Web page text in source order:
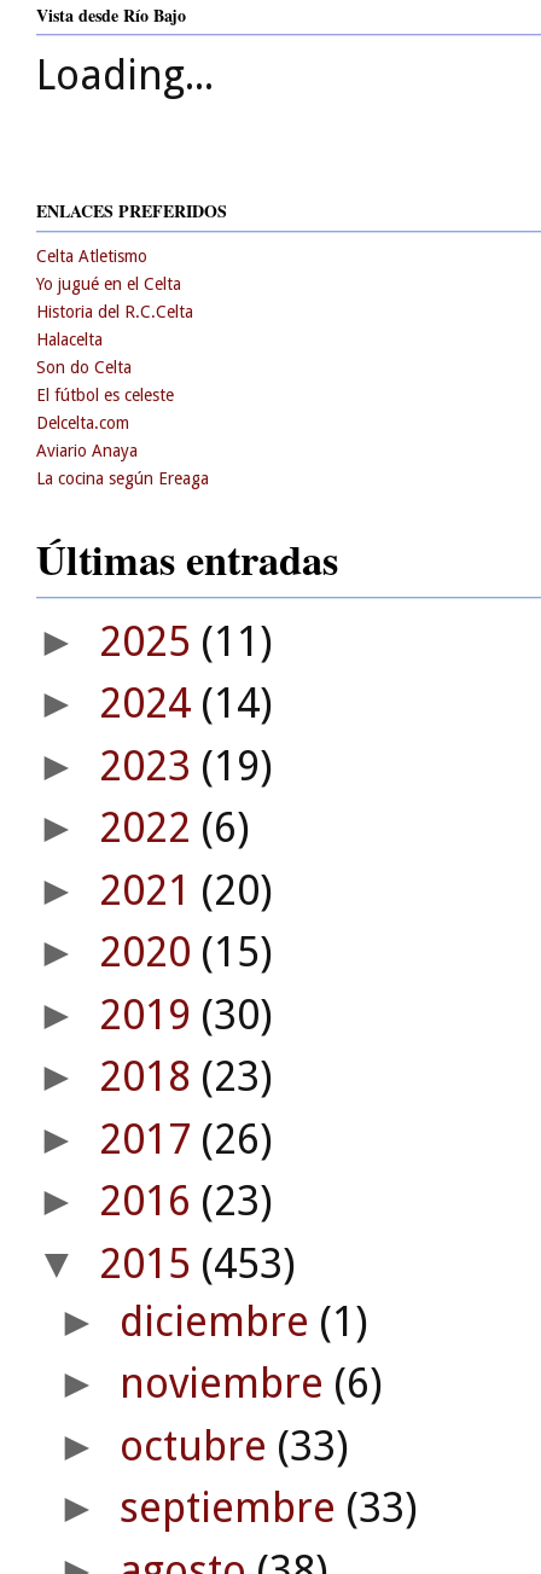
Vista desde Río Bajo
Loading...
ENLACES PREFERIDOS
Celta Atletismo
Yo jugué en el Celta
Historia del R.C.Celta
Halacelta
Son do Celta
El fútbol es celeste
Delcelta.com
Aviario Anaya
La cocina según Ereaga
Últimas entradas
► 2025 (11)
► 2024 (14)
► 2023 (19)
► 2022 (6)
► 2021 (20)
► 2020 (15)
► 2019 (30)
► 2018 (23)
► 2017 (26)
► 2016 (23)
▼ 2015 (453)
► diciembre (1)
► noviembre (6)
► octubre (33)
► septiembre (33)